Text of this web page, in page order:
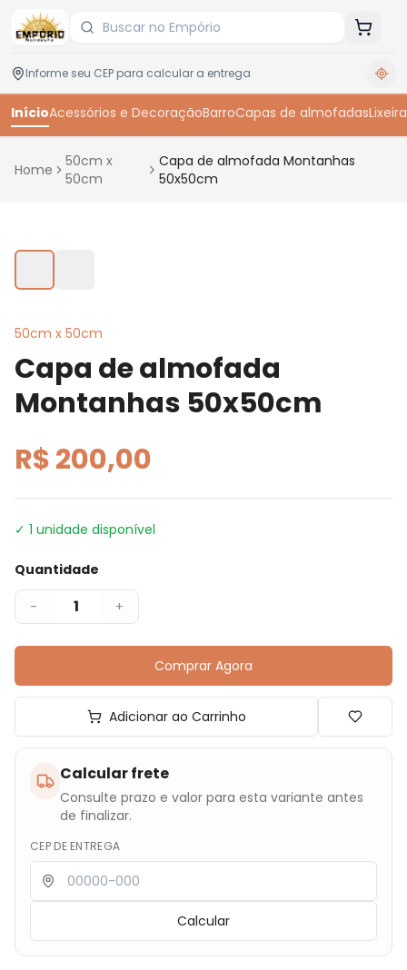
InícioAcessórios e DecoraçãoBarroCapas de almofadasLixeira
Home
50cm x
50cm
Capa de almofada Montanhas
50x50cm
50cm x 50cm
Capa de almofada
Montanhas 50x50cm
R$ 200,00
✓ 1 unidade disponível
Quantidade
- 1 +
Comprar Agora
Adicionar ao Carrinho
Calcular frete
Consulte prazo e valor para esta variante antes
de finalizar.
CEP DE ENTREGA
Calcular